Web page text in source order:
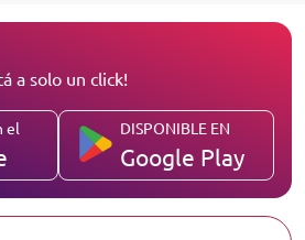
a solo un click!
el DISPONIBLE EN
Google Play